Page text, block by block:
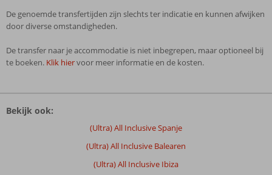
De genoemde transfertijden zijn slechts ter indicatie en kunnen afwijken
door diverse omstandigheden.
De transfer naar je accommodatie is niet inbegrepen, maar optioneel bij
te boeken. Klik hiervoor meer informatie en de kosten.
zijn
Bekijk ook:
(Ultra) All Inclusive Spanje
(Ultra) All Inclusive Balearen
(Ultra) All Inclusive Ibiza